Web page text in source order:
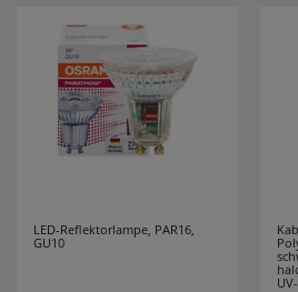
LED-Reflektorlampe, PAR16,
GU10